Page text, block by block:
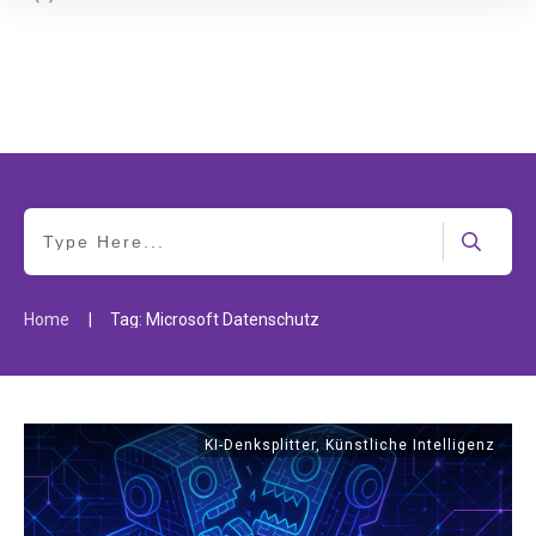
Home | Tag: Microsoft Datenschutz
KI-Denksplitter,Künstliche Intelligenz